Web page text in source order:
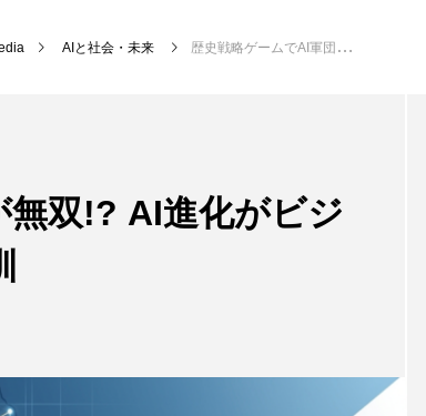
AIと社会・未来 歴史戦略ゲームでAI軍団が無双!? AI進化がビジネスにもたらす意外な教訓
双!? AI進化がビジ